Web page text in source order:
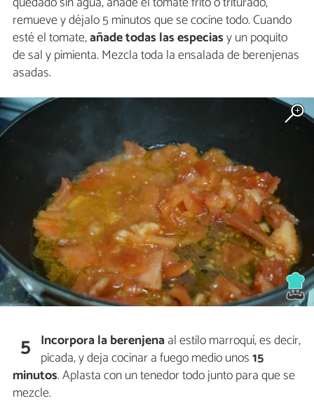
remueve y déjalo 5 minutos que se cocine todo. Cuando
esté el tomate,añade todas las especiasy un poquito
de sal y pimienta. Mezcla toda la ensalada de berenjenas
asadas.
5 Incorpora la berenjenaal estilo marroquí, es decir,
picada, y deja cocinar a fuego medio unos15
minutos. Aplasta con un tenedor todo junto para que se
mezcle.